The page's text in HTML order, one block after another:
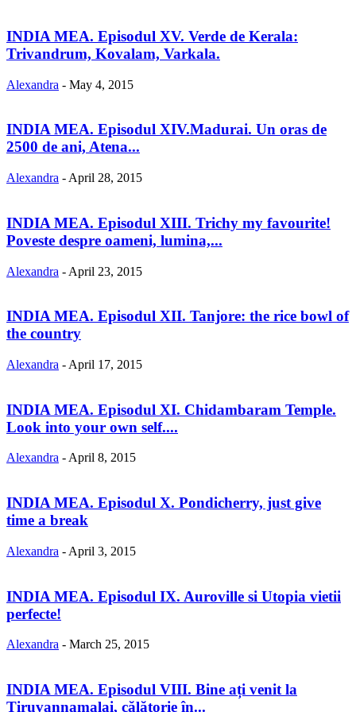
INDIA MEA. Episodul XV. Verde de Kerala:
Trivandrum, Kovalam, Varkala.
Alexandra - May 4, 2015
INDIA MEA. Episodul XIV.Madurai. Un oras de
2500 de ani, Atena...
Alexandra - April 28, 2015
INDIA MEA. Episodul XIII. Trichy my favourite!
Poveste despre oameni, lumina,...
Alexandra - April 23, 2015
INDIA MEA. Episodul XII. Tanjore: the rice bowl of
the country
Alexandra - April 17, 2015
INDIA MEA. Episodul XI. Chidambaram Temple.
Look into your own self....
Alexandra - April 8, 2015
INDIA MEA. Episodul X. Pondicherry, just give
time a break
Alexandra - April 3, 2015
INDIA MEA. Episodul IX. Auroville si Utopia vietii
perfecte!
Alexandra - March 25, 2015
INDIA MEA. Episodul VIII. Bine ați venit la
Tiruvannamalai, călătorie în...